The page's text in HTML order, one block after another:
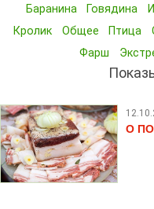
Баранина Говядина
Кролик
Общее Птица
Фарш
О